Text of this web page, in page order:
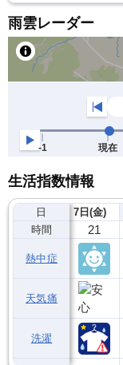
雨雲レーダー
生活指数情報
日
時間
熱中症
天気痛
洗濯
7日(金)
21